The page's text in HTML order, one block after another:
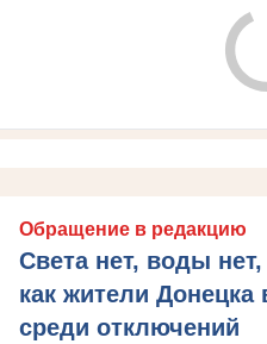
Обращение в редакцию
Света нет, воды
как жители
среди отключений